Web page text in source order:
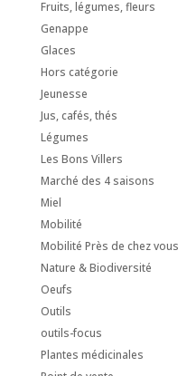
Fruits, légumes, fleurs
Genappe
Glaces
Hors catégorie
Jeunesse
Jus, cafés, thés
Légumes
Les Bons Villers
Marché des 4 saisons
Miel
Mobilité
Mobilité Près de chez vous
Nature & Biodiversité
Oeufs
Outils
outils-focus
Plantes médicinales